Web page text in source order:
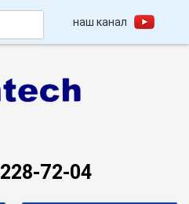
наш канал
228-72-04